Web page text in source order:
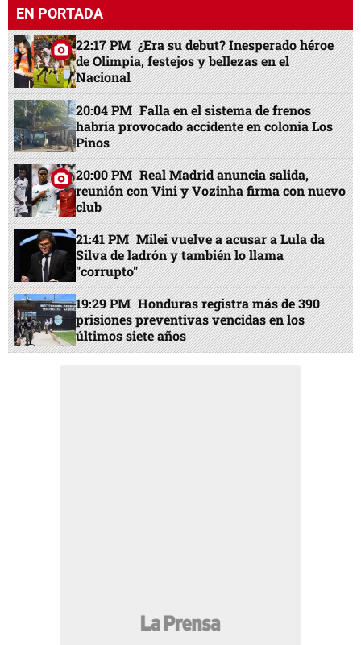
EN PORTADA
22:17 PM ¿Era su debut? Inesperado héroe
de Olimpia, festejos y bellezas en el
Nacional
20:04 PM Falla en el sistema de frenos
habría provocado accidente en colonia Los
Pinos
20:00 PM Real Madrid anuncia salida,
reunión con Vini y Vozinha firma con nuevo
club
21:41 PM Milei vuelve a acusar a Lula da
Silva de ladrón y también lo llama
"corrupto"
19:29 PM Honduras registra más de 390
prisiones preventivas vencidas en los
últimos siete años